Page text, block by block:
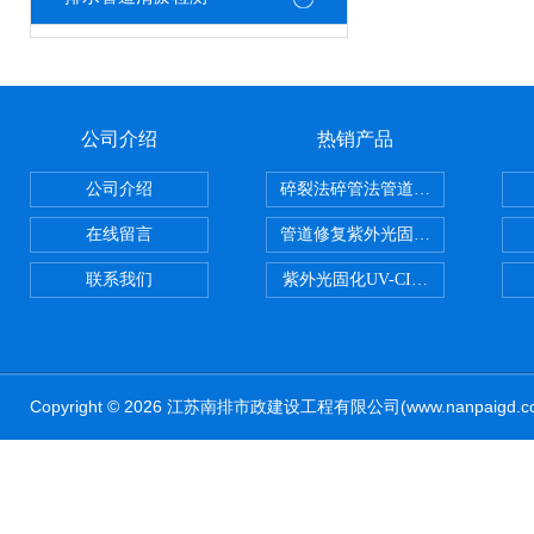
公司介绍
公司介绍
在线留言
联系我们
热销产品
碎裂法碎管法管道修复技术
管道修复紫外光固化修复CIPP内
紫外光固化UV-CIPP修复管道非
Copyright © 2026 江苏南排市政建设工程有限公司